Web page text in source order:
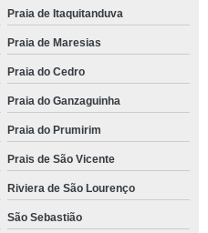
Praia de Itaquitanduva
Praia de Maresias
Praia do Cedro
Praia do Ganzaguinha
Praia do Prumirim
Prais de São Vicente
Riviera de São Lourenço
São Sebastião